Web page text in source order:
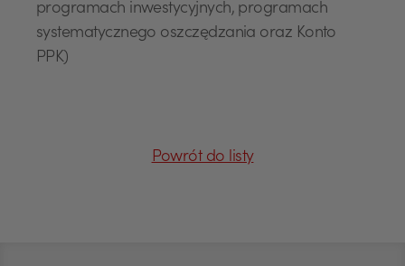
programach inwestycyjnych, programach
systematycznego oszczędzania oraz Konto
PPK)
Powrót do listy